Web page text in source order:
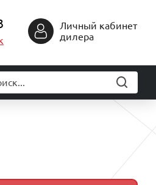
Личный кабинет
дилера